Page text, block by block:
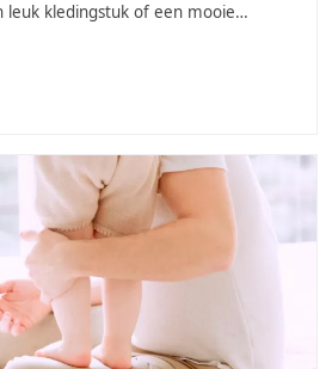
kledingstuk of een mooie